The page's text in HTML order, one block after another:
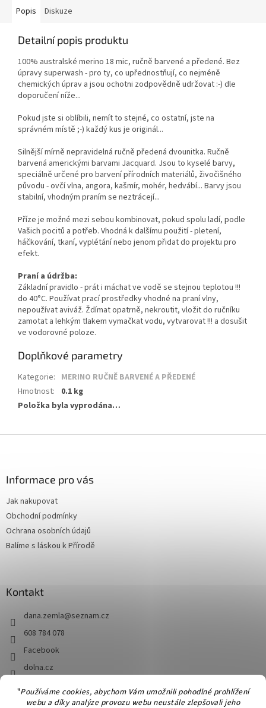
"Používáme cookies, abychom Vám umožnili pohodlné prohlížení
webu a díky analýze provozu webu neustále zlepšovali jeho
Popis Diskuze
Detailní popis produktu
100% australské merino 18 mic, ručně barvené a předené. Bez
úpravy superwash - pro ty, co upřednostňují, co nejméně
chemických úprav a jsou ochotni zodpovědně udržovat :-) dle
doporučení níže...
Pokud jste si oblíbili, nemít to stejné, co ostatní, jste na
správném místě ;-) každý kus je originál...
Silnější mírně nepravidelná ručně předená dvounitka. Ručně
barvená americkými barvami Jacquard. Jsou to kyselé barvy,
speciálně určené pro barvení přírodních materiálů, živočišného
původu - ovčí vlna, angora, kašmír, mohér, hedvábí... Barvy jsou
stabilní, vhodným praním se neztrácejí...
Příze je možné mezi sebou kombinovat, pokud spolu ladí, podle
Vašich pocitů a potřeb. Vhodná k dalšímu použití - pletení,
háčkování, tkaní, vyplétání nebo jenom přidat do projektu pro
efekt.
Praní a údržba:
Základní pravidlo - prát i máchat ve vodě se stejnou teplotou !!!
do 40°C. Používat prací prostředky vhodné na praní vlny,
nepoužívat aviváž. Ždímat opatrně, nekroutit, vložit do ručníku
zamotat a lehkým tlakem vymačkat vodu, vytvarovat !!! a dosušit
ve vodorovné poloze.
Doplňkové parametry
Kategorie: MERINO RUČNĚ BARVENÉ A PŘEDENÉ
Hmotnost:
0.1 kg
Položka byla vyprodána…
Informace pro vás
Jak nakupovat
Obchodní podmínky
Ochrana osobních údajů
Balíme s láskou k Přírodě
Kontakt
dana.zemla@seznam.cz
608 784 078
Facebook
dolna.cz